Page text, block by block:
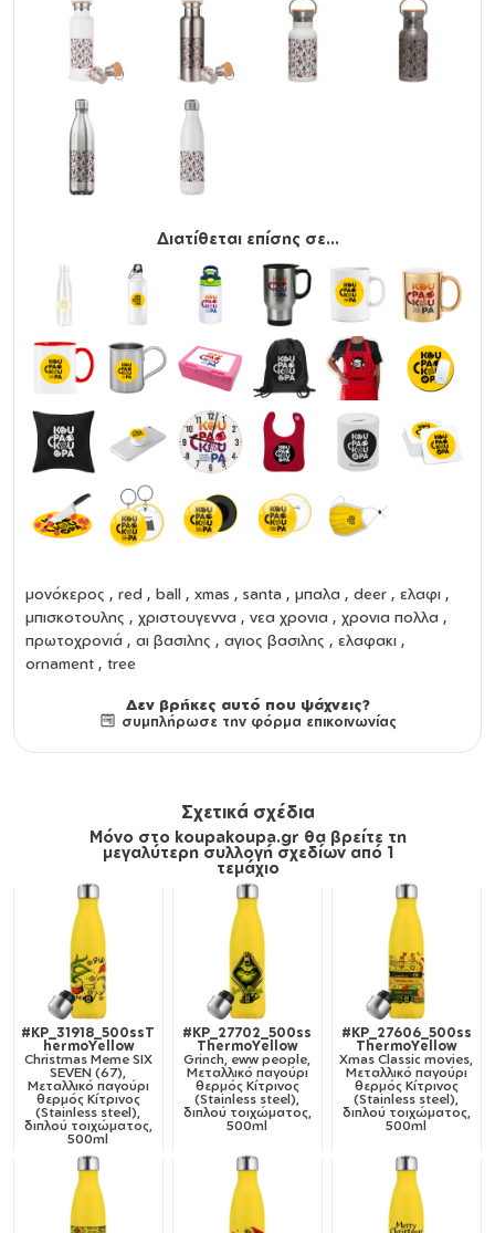
Διατίθεται επίσης σε...
μονόκερος , red , ball , xmas , santa , μπαλα , deer , ελαφι ,
μπισκοτουλης , χριστουγεννα , νεα χρονια , χρονια πολλα ,
πρωτοχρονιά , αι βασιλης , αγιος βασιλης , ελαφακι ,
ornament , tree
Δεν βρήκες αυτό που ψάχνεις?
συμπλήρωσε την φόρμα επικοινωνίας
Σχετικά σχέδια
Μόνο στο koupakoupa.gr θα βρείτε τη
μεγαλύτερη συλλογή σχεδίων από 1
τεμάχιο
#KP_31918_500ssT
hermoYellow
Christmas Meme SIX
SEVEN (67),
Μεταλλικό παγούρι
θερμός Κίτρινος
(Stainless steel),
διπλού τοιχώματος,
500ml
#KP_27702_500ss
ThermoYellow
Grinch, eww people,
Μεταλλικό παγούρι
θερμός Κίτρινος
(Stainless steel),
διπλού τοιχώματος,
500ml
#KP_27606_500ss
ThermoYellow
Xmas Classic movies,
Μεταλλικό παγούρι
θερμός Κίτρινος
(Stainless steel),
διπλού τοιχώματος,
500ml